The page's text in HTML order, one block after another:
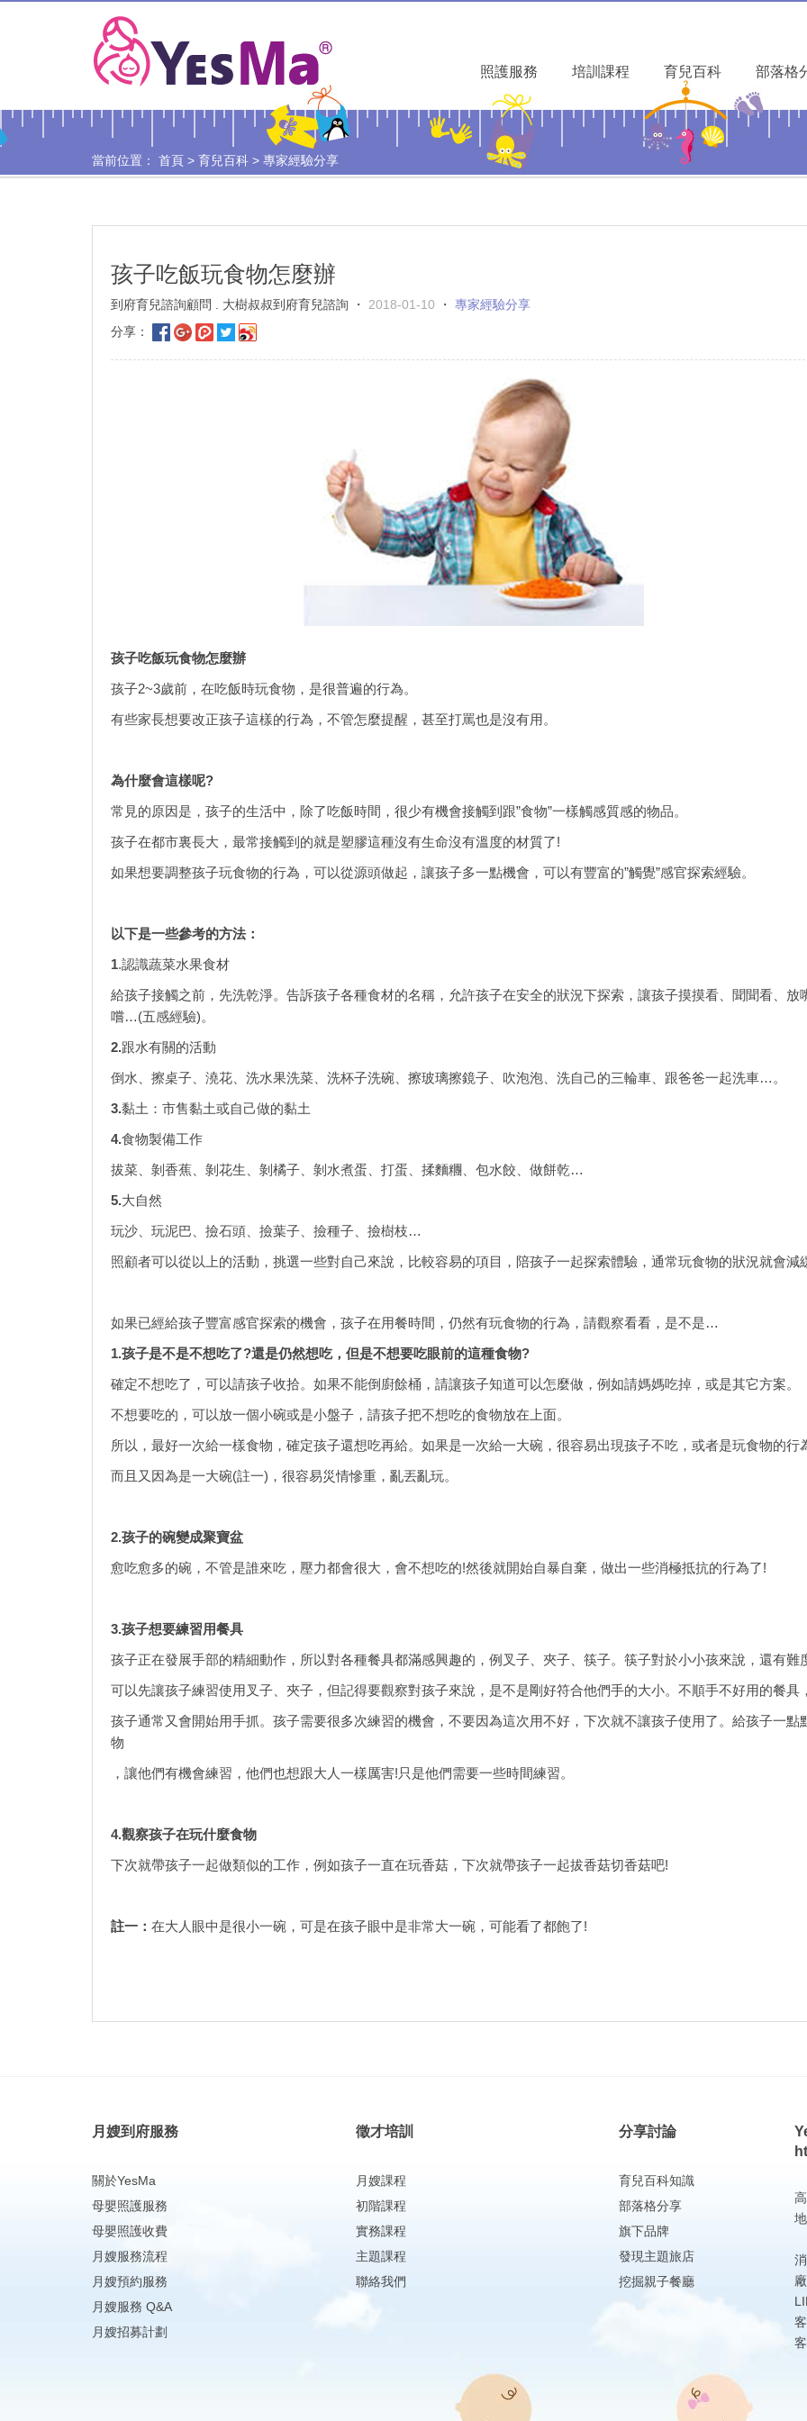
照護服務 培訓課程 育兒百科 部落格
當前位置： 首頁 > 育兒百科 > 專家經驗分享
孩子吃飯玩食物怎麼辦
到府育兒諮詢顧問 . 大樹叔叔到府育兒諮詢 ・ 2018-01-10 ・ 專家經驗分享
分享：
孩子吃飯玩食物怎麼辦
孩子2~3歲前，在吃飯時玩食物，是很普遍的行為。
有些家長想要改正孩子這樣的行為，不管怎麼提醒，甚至打罵也是沒有用。
為什麼會這樣呢?
常見的原因是，孩子的生活中，除了吃飯時間，很少有機會接觸到跟”食物”一樣觸感質感的物品。
孩子在都市裏長大，最常接觸到的就是塑膠這種沒有生命沒有溫度的材質了!
如果想要調整孩子玩食物的行為，可以從源頭做起，讓孩子多一點機會，可以有豐富的”觸覺”感官探索經驗。
以下是一些參考的方法：
1.認識蔬菜水果食材
給孩子接觸之前，先洗乾淨。告訴孩子各種食材的名稱，允許孩子在安全的狀況下探索，讓孩子摸摸看、聞聞看、放
嚐…(五感經驗)。
2.跟水有關的活動
倒水、擦桌子、澆花、洗水果洗菜、洗杯子洗碗、擦玻璃擦鏡子、吹泡泡、洗自己的三輪車、跟爸爸一起洗車…。
3.黏土：市售黏土或自己做的黏土
4.食物製備工作
拔菜、剝香蕉、剝花生、剝橘子、剝水煮蛋、打蛋、揉麵糰、包水餃、做餅乾…
5.大自然
玩沙、玩泥巴、撿石頭、撿葉子、撿種子、撿樹枝…
照顧者可以從以上的活動，挑選一些對自己來說，比較容易的項目，陪孩子一起探索體驗，通常玩食物的狀況就會減
如果已經給孩子豐富感官探索的機會，孩子在用餐時間，仍然有玩食物的行為，請觀察看看，是不是…
1.孩子是不是不想吃了?還是仍然想吃，但是不想要吃眼前的這種食物?
確定不想吃了，可以請孩子收拾。如果不能倒廚餘桶，請讓孩子知道可以怎麼做，例如請媽媽吃掉，或是其它方案。
不想要吃的，可以放一個小碗或是小盤子，請孩子把不想吃的食物放在上面。
所以，最好一次給一樣食物，確定孩子還想吃再給。如果是一次給一大碗，很容易出現孩子不吃，或者是玩食物的行
而且又因為是一大碗(註一)，很容易災情慘重，亂丟亂玩。
2.孩子的碗變成聚寶盆
愈吃愈多的碗，不管是誰來吃，壓力都會很大，會不想吃的!然後就開始自暴自棄，做出一些消極抵抗的行為了!
3.孩子想要練習用餐具
孩子正在發展手部的精細動作，所以對各種餐具都滿感興趣的，例叉子、夾子、筷子。筷子對於小小孩來說，還有難
可以先讓孩子練習使用叉子、夾子，但記得要觀察對孩子來說，是不是剛好符合他們手的大小。不順手不好用的餐具，
孩子通常又會開始用手抓。孩子需要很多次練習的機會，不要因為這次用不好，下次就不讓孩子使用了。給孩子一點
物
，讓他們有機會練習，他們也想跟大人一樣厲害!只是他們需要一些時間練習。
4.觀察孩子在玩什麼食物
下次就帶孩子一起做類似的工作，例如孩子一直在玩香菇，下次就帶孩子一起拔香菇切香菇吧!
註一： 在大人眼中是很小一碗，可是在孩子眼中是非常大一碗，可能看了都飽了!
月嫂到府服務
關於YesMa
母嬰照護服務
母嬰照護收費
月嫂服務流程
月嫂預約服務
月嫂服務 Q&A
月嫂招募計劃
徵才培訓
月嫂課程
初階課程
實務課程
主題課程
聯絡我們
分享討論
育兒百科知識
部落格分享
旗下品牌
發現主題旅店
挖掘親子餐廳